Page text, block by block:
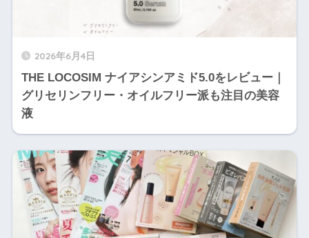
2026年6月4日
THE LOCOSIM ナイアシンアミド5.0をレビュー｜
グリセリンフリー・オイルフリー派も注目の美容
液